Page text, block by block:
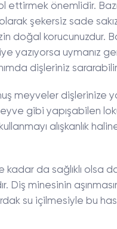
ettirmek önemlidir.
şekersiz sade
doğal korucunuzdur.
yazıyorsa uymanız
dişleriniz
meyveler dişlerinize
gibi yapışabilen
alışkanlık
kadar da sağlıklı olsa
Diş minesinin
su içilmesiyle bu